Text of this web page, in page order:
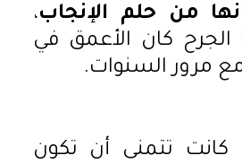
من حلم الإنجاب،
الجرح كان الأعمق في
مرور السنوات.
كانت تتمنى أن تكون